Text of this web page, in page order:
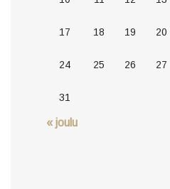
17 18 19 20
24 25 26 27
31
« joulu